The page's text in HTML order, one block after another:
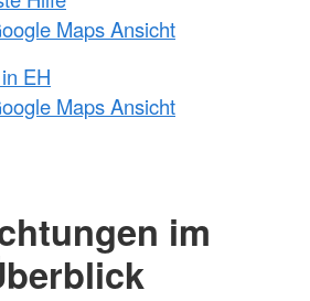
Maps Ansicht
EH
Maps Ansicht
im